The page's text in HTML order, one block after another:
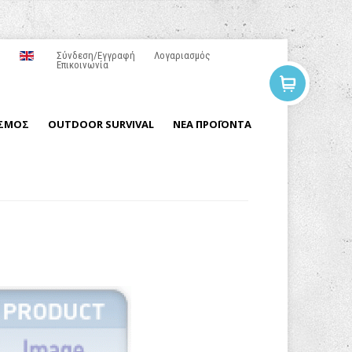
Σύνδεση/Εγγραφή
Λογαριασμός
Επικοινωνία
OUTDOOR SURVIVAL ΝΕΑ ΠΡΟΪΟΝΤΑ